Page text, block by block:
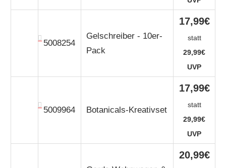
5008254
Gelschreiber - 10er-
Pack
17,99€
statt
29,99€
UVP
5009964 Botanicals-Kreativset
17,99€
statt
29,99€
UVP
20,99€